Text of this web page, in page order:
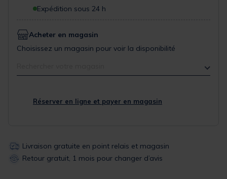
Expédition sous 24 h
Acheter en magasin
Choisissez un magasin pour voir la disponibilité
Réserver en ligne et payer en magasin
Livraison gratuite en point relais et magasin
Retour gratuit, 1 mois pour changer d’avis